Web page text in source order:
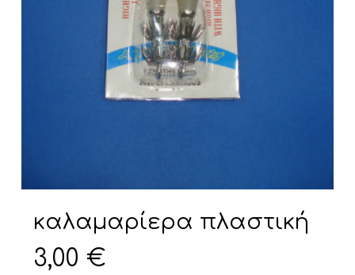
καλαμαρίερα πλαστική
3,00 €